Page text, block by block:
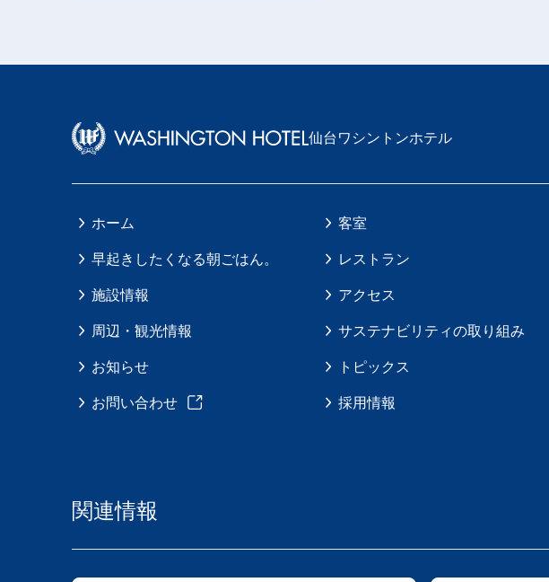
仙台ワシントンホテル
ホーム 客室
早起きしたくなる朝ごはん。 レストラン
施設情報 アクセス
周辺・観光情報 サステナビリティの取り組み
お知らせ トピックス
お問い合わせ 採用情報
関連情報